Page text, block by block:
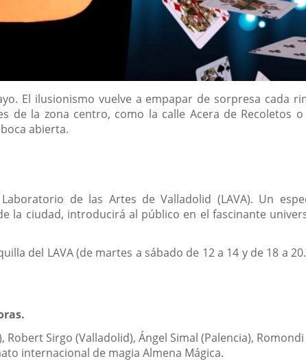
El ilusionismo vuelve a empapar de sorpresa cada
de la zona centro, como la calle Acera de Recoletos
abierta.
de las Artes de Valladolid (LAVA). Un
la ciudad, introducirá al público en el fascinante
del LAVA (de martes a sábado de 12 a 14 y de 18 a
Sirgo (Valladolid), Ángel Simal (Palencia),
internacional de magia Almena Mágica.